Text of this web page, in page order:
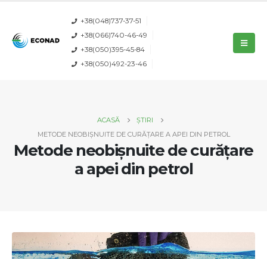
+38(048)737-37-51
+38(066)740-46-49
+38(050)395-45-84
+38(050)492-23-46
ACASĂ
ȘTIRI
METODE NEOBIȘNUITE DE CURĂȚARE A APEI DIN PETROL
Metode neobișnuite de curățare
a apei din petrol